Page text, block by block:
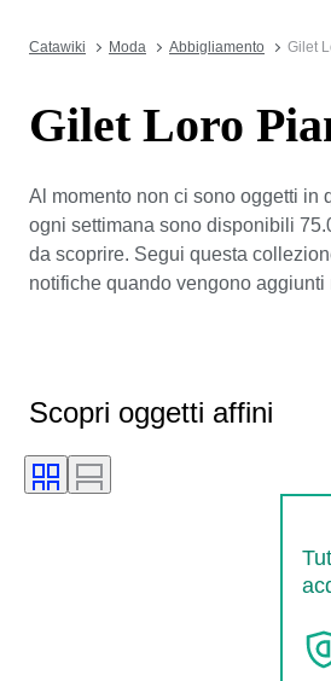
Catawiki Moda Abbigliamento Gilet
Gilet Loro
Al momento non ci sono oggetti in
ogni settimana sono disponibili
da scoprire. Segui questa
notifiche quando vengono aggiunti
Scopri oggetti affini